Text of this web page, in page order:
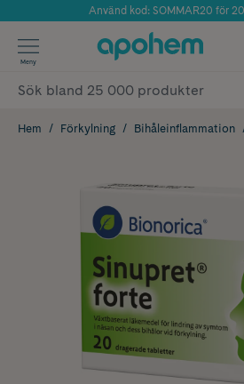
Årets Butik 2025 inom
Använd kod: SOMMAR20 för
✓ Fri frakt
✓ Poäng på alla köp*
Meny
Hem Förkylning Bihåleinflammation